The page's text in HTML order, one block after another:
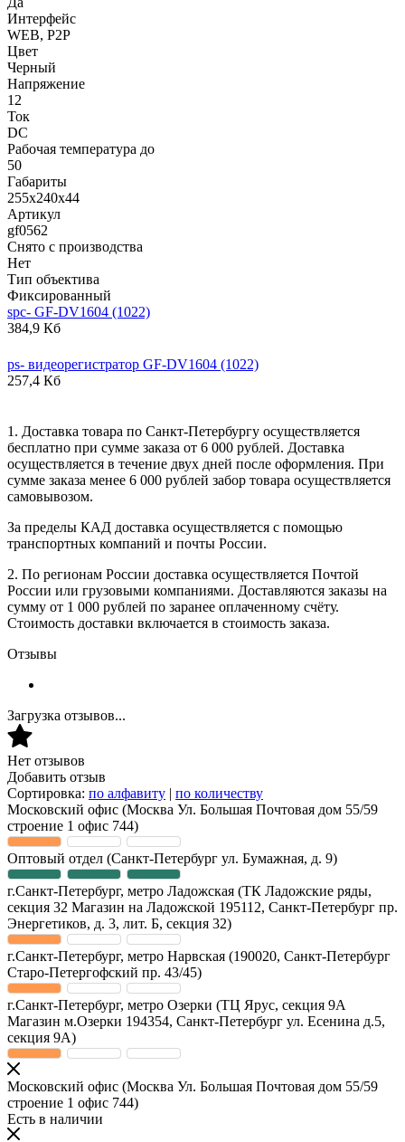
Интерфейс
WEB, P2P
Цвет
Черный
Напряжение
12
Ток
DC
Рабочая температура до
50
Габариты
255x240x44
Артикул
gf0562
Снято с производства
Нет
Тип объектива
Фиксированный
spc- GF-DV1604 (1022)
384,9 Кб
ps- видеорегистратор GF-DV1604 (1022)
257,4 Кб
1. Доставка товара по Санкт-Петербургу осуществляется
бесплатно при сумме заказа от 6 000 рублей. Доставка
осуществляется в течение двух дней после оформления. При
сумме заказа менее 6 000 рублей забор товара осуществляется
самовывозом.
За пределы КАД доставка осуществляется с помощью
транспортных компаний и почты России.
2. По регионам России доставка осуществляется Почтой
России или грузовыми компаниями. Доставляются заказы на
сумму от 1 000 рублей по заранее оплаченному счёту.
Стоимость доставки включается в стоимость заказа.
Отзывы
Загрузка отзывов...
Нет отзывов
Добавить отзыв
Сортировка: по алфавиту | по количеству
Московский офис (Москва Ул. Большая Почтовая дом 55/59
строение 1 офис 744)
Оптовый отдел (Санкт-Петербург ул. Бумажная, д. 9)
г.Санкт-Петербург, метро Ладожская (ТК Ладожские ряды,
секция 32 Магазин на Ладожской 195112, Санкт-Петербург пр.
Энергетиков, д. 3, лит. Б, секция 32)
г.Санкт-Петербург, метро Нарвская (190020, Санкт-Петербург
Старо-Петергофский пр. 43/45)
г.Санкт-Петербург, метро Озерки (ТЦ Ярус, секция 9А
Магазин м.Озерки 194354, Санкт-Петербург ул. Есенина д.5,
секция 9А)
Московский офис (Москва Ул. Большая Почтовая дом 55/59
строение 1 офис 744)
Есть в наличии